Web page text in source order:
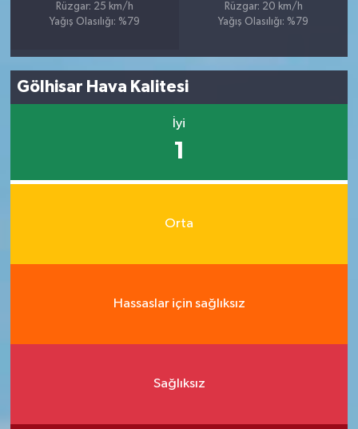
Rüzgar: 25 km/h
Yağış Olasılığı: %79
Rüzgar: 20 km/h
Yağış Olasılığı: %79
Gölhisar Hava Kalitesi
İyi
1
Orta
Hassaslar için sağlıksız
Sağlıksız